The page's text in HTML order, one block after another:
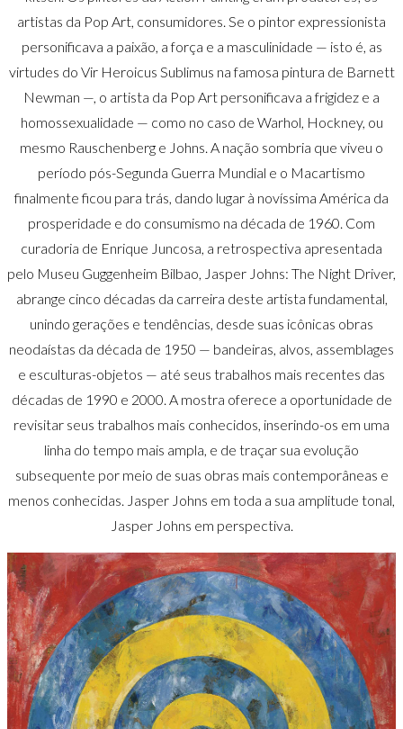
artistas da Pop Art, consumidores. Se o pintor expressionista
personificava a paixão, a força e a masculinidade — isto é, as
virtudes do Vir Heroicus Sublimus na famosa pintura de Barnett
Newman —, o artista da Pop Art personificava a frigidez e a
homossexualidade — como no caso de Warhol, Hockney, ou
mesmo Rauschenberg e Johns. A nação sombria que viveu o
período pós-Segunda Guerra Mundial e o Macartismo
finalmente ficou para trás, dando lugar à novíssima América da
prosperidade e do consumismo na década de 1960. Com
curadoria de Enrique Juncosa, a retrospectiva apresentada
pelo Museu Guggenheim Bilbao, Jasper Johns: The Night Driver,
abrange cinco décadas da carreira deste artista fundamental,
unindo gerações e tendências, desde suas icônicas obras
neodaístas da década de 1950 — bandeiras, alvos, assemblages
e esculturas-objetos — até seus trabalhos mais recentes das
décadas de 1990 e 2000. A mostra oferece a oportunidade de
revisitar seus trabalhos mais conhecidos, inserindo-os em uma
linha do tempo mais ampla, e de traçar sua evolução
subsequente por meio de suas obras mais contemporâneas e
menos conhecidas. Jasper Johns em toda a sua amplitude tonal,
Jasper Johns em perspectiva.